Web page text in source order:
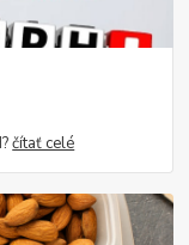
čítať celé